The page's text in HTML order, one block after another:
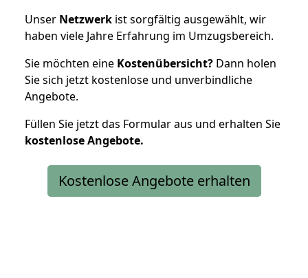
Unser Netzwerk ist sorgfältig ausgewählt, wir
haben viele Jahre Erfahrung im Umzugsbereich.
Sie möchten eine Kostenübersicht? Dann holen
Sie sich jetzt kostenlose und unverbindliche
Angebote.
Füllen Sie jetzt das Formular aus und erhalten Sie
kostenloseAngebote.
Kostenlose Angebote erhalten